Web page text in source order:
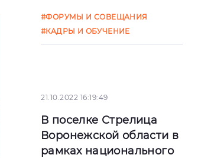
Московском
государственном
#ФОРУМЫ И СОВЕЩАНИЯ
#КАДРЫ И ОБУЧЕНИЕ
21.10.2022 16:19:49
В поселке Стрелица
Воронежской области в
рамках национального